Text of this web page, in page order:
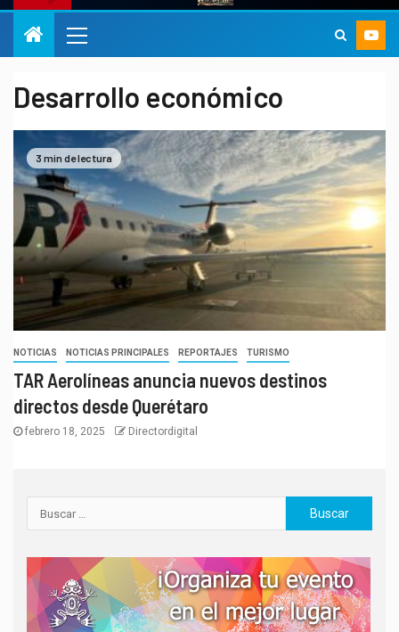
Desarrollo económico
3 min de lectura
NOTICIAS NOTICIAS PRINCIPALES REPORTAJES TURISMO
TAR Aerolíneas anuncia nuevos destinos
directos desde Querétaro
febrero 18, 2025 Directordigital